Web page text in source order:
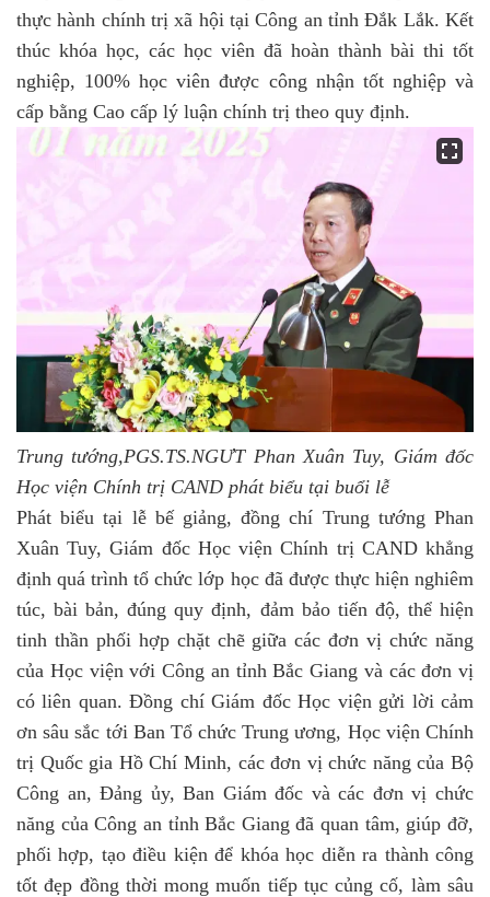
thực hành chính trị xã hội tại Công an tỉnh Đắk Lắk. Kết
thúc khóa học, các học viên đã hoàn thành bài thi tốt
nghiệp, 100% học viên được công nhận tốt nghiệp và
cấp bằng Cao cấp lý luận chính trị theo quy định.
Trung tướng,PGS.TS.NGƯT Phan Xuân Tuy, Giám đốc
Học viện Chính trị CAND phát biểu tại buổi lễ
Phát biểu tại lễ bế giảng, đồng chí Trung tướng Phan
Xuân Tuy, Giám đốc Học viện Chính trị CAND khẳng
định quá trình tổ chức lớp học đã được thực hiện nghiêm
túc, bài bản, đúng quy định, đảm bảo tiến độ, thể hiện
tinh thần phối hợp chặt chẽ giữa các đơn vị chức năng
của Học viện với Công an tỉnh Bắc Giang và các đơn vị
có liên quan. Đồng chí Giám đốc Học viện gửi lời cảm
ơn sâu sắc tới Ban Tổ chức Trung ương, Học viện Chính
trị Quốc gia Hồ Chí Minh, các đơn vị chức năng của Bộ
Công an, Đảng ủy, Ban Giám đốc và các đơn vị chức
năng của Công an tỉnh Bắc Giang đã quan tâm, giúp đỡ,
phối hợp, tạo điều kiện để khóa học diễn ra thành công
tốt đẹp đồng thời mong muốn tiếp tục củng cố, làm sâu